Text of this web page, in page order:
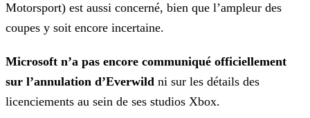
Motorsport) est aussi concerné, bien que l’ampleur des
coupes y soit encore incertaine.
Microsoft n’a pas encore communiqué officiellement
sur l’annulation d’Everwild ni sur les détails des
licenciements au sein de ses studios Xbox.